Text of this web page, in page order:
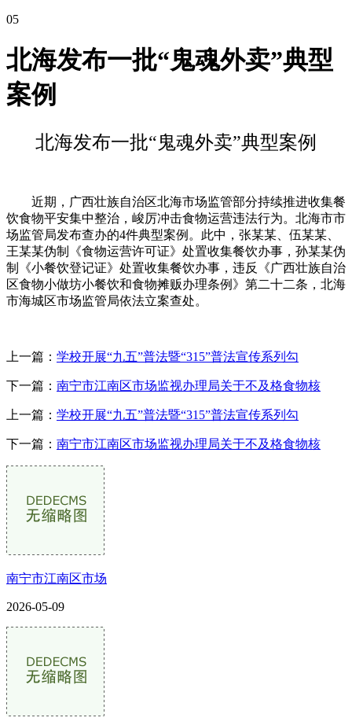
05
北海发布一批“鬼魂外卖”典型
案例
北海发布一批“鬼魂外卖”典型案例
近期，广西壮族自治区北海市场监管部分持续推进收集餐
饮食物平安集中整治，峻厉冲击食物运营违法行为。北海市市
场监管局发布查办的4件典型案例。此中，张某某、伍某某、
王某某伪制《食物运营许可证》处置收集餐饮办事，孙某某伪
制《小餐饮登记证》处置收集餐饮办事，违反《广西壮族自治
区食物小做坊小餐饮和食物摊贩办理条例》第二十二条，北海
市海城区市场监管局依法立案查处。
上一篇： 学校开展“九五”普法暨“315”普法宣传系列勾
下一篇： 南宁市江南区市场监视办理局关于不及格食物核
上一篇： 学校开展“九五”普法暨“315”普法宣传系列勾
下一篇： 南宁市江南区市场监视办理局关于不及格食物核
南宁市江南区市场
2026-05-09